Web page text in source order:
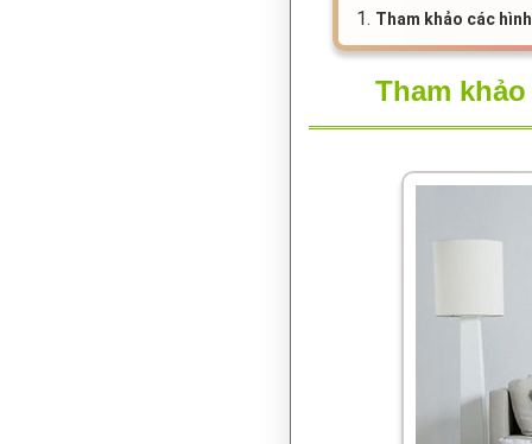
1. Tham khảo các
Tham